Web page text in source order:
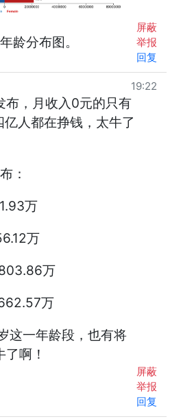
龄分布图。
屏蔽
举报
回复
19:22
布，月收入0元的只有
人都在挣钱，太牛了
：
万
万
万
万
这一年龄段，也有将
啊！
屏蔽
举报
回复